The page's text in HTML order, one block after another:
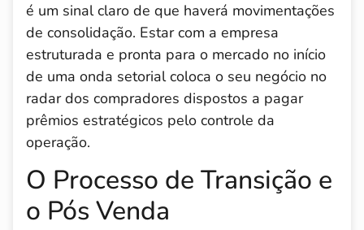
é um sinal claro de que haverá movimentações
de consolidação. Estar com a empresa
estruturada e pronta para o mercado no início
de uma onda setorial coloca o seu negócio no
radar dos compradores dispostos a pagar
prêmios estratégicos pelo controle da
operação.
O Processo de Transição e
o Pós Venda